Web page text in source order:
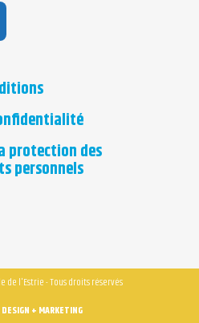
protection des
personnels
de l'Estrie - Tous droits réservés
+ MARKETING